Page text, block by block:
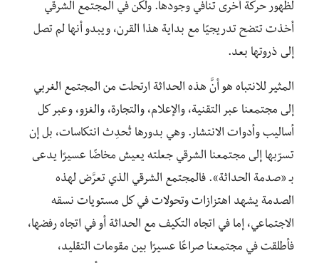
لظهور حركة أخرى تنافي وجودها. ولكن في المجتمع الشرقي
أخذت تتضح تدريجيًا مع بداية هذا القرن، ويبدو أنها لم تصل
إلى ذروتها بعد.
المثير للانتباه هو أنَّ هذه الحداثة ارتحلت من المجتمع الغربي
إلى مجتمعنا عبر التقنية، والإعلام، والتجارة، والغزو، وعبر كل
أساليب وأدوات الانتشار. وهي بدورها تُحدِث انتكاسات، بل إن
تسرّبها إلى مجتمعنا الشرقي جعلته يعيش مخاضًا عسيرًا يدعى
بـ «صدمة الحداثة». فالمجتمع الشرقي الذي تعرَّض لهذه
الصدمة يشهد اهتزازات وتحولات في كل مستويات نسقه
الاجتماعي، إما في اتجاه التكيف مع الحداثة أو في اتجاه رفضها،
فأطلقت في مجتمعنا صراعًا عسيرًا بين مقومات التقليد،